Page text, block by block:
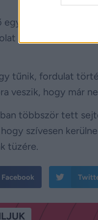
egy podcast-
csak akkor
tűnik, fordulat
veszik, hogy már
többször tett
szívesen
tüzére.
Facebook